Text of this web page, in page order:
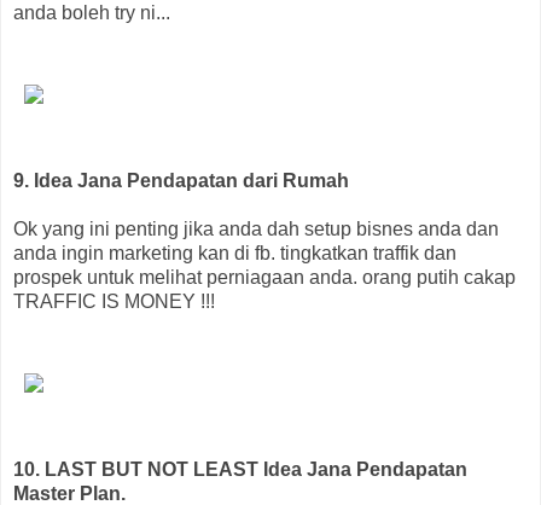
anda boleh try ni...
9. Idea Jana Pendapatan dari Rumah
Ok yang ini penting jika anda dah setup bisnes anda dan
anda ingin marketing kan di fb. tingkatkan traffik dan
prospek untuk melihat perniagaan anda. orang putih cakap
TRAFFIC IS MONEY !!!
10. LAST BUT NOT LEAST Idea Jana Pendapatan
Master Plan.